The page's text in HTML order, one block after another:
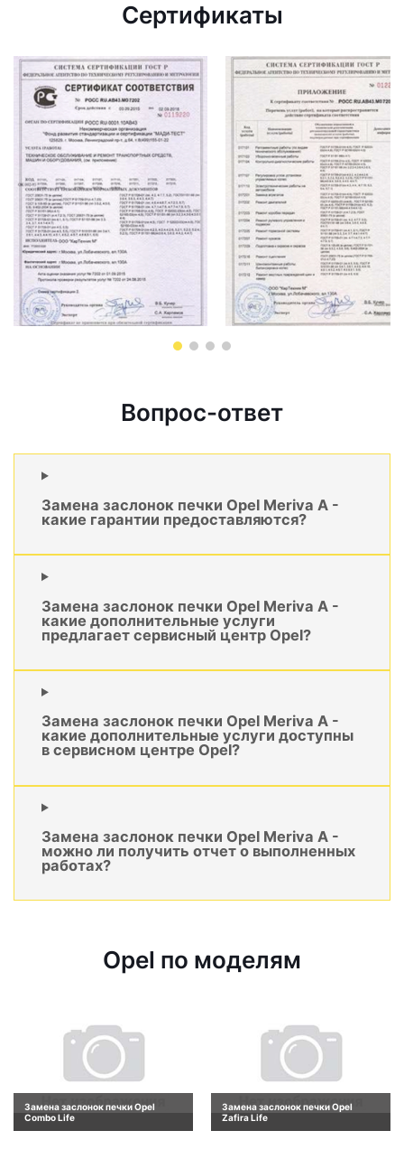
Сертификаты
Вопрос-ответ
Замена заслонок печки Opel Meriva A -
какие гарантии предоставляются?
Замена заслонок печки Opel Meriva A -
какие дополнительные услуги
предлагает сервисный центр Opel?
Замена заслонок печки Opel Meriva A -
какие дополнительные услуги доступны
в сервисном центре Opel?
Замена заслонок печки Opel Meriva A -
можно ли получить отчет о выполненных
работах?
Opel по моделям
Замена заслонок печки Opel
Combo Life
Замена заслонок печки Opel
Zafira Life